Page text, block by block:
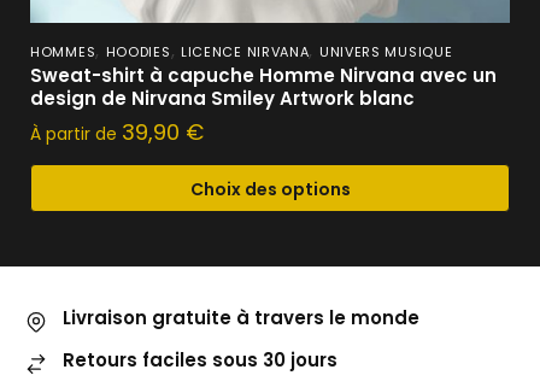
HOMMES, HOODIES, LICENCE NIRVANA, UNIVERS MUSIQUE
Sweat-shirt à capuche Homme Nirvana avec un
design de Nirvana Smiley Artwork blanc
À partir de 39,90 €
Choix des options
Livraison gratuite à travers le monde
Retours faciles sous 30 jours